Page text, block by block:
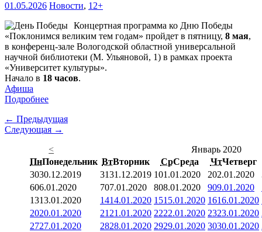
01.05.2026 Новости, 12+
Концертная программа ко Дню Победы
«Поклонимся великим тем годам» пройдет в пятницу, 8 мая,
в конференц-зале Вологодской областной универсальной
научной библиотеки (М. Ульяновой, 1) в рамках проекта
«Университет культуры».
Начало в 18 часов.
Афиша
Подробнее
← Предыдущая
Следующая →
<
Январь 2020
ПнПонедельник ВтВторник СрСреда ЧтЧетверг
3030.12.2019 3131.12.2019 101.01.2020 202.01.2020
606.01.2020 707.01.2020 808.01.2020 909.01.2020
1313.01.2020 1414.01.2020 1515.01.2020 1616.01.2020
2020.01.2020 21 21.01.2020 2222.01.2020 2323.01.2020
2727.01.2020 2828.01.2020 2929.01.2020 3030.01.2020